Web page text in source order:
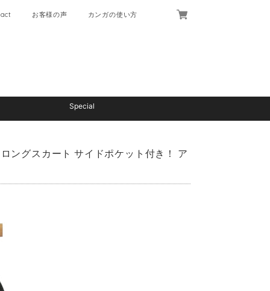
お客様の声 カンガの使い方
Special
ングスカート サイドポケット付き！ ア